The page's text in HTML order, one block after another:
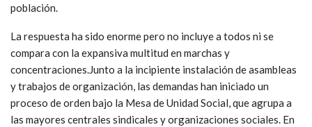
población.
La respuesta ha sido enorme pero no incluye a todos ni se
compara con la expansiva multitud en marchas y
concentraciones.Junto a la incipiente instalación de asambleas
y trabajos de organización, las demandas han iniciado un
proceso de orden bajo la Mesa de Unidad Social, que agrupa a
las mayores centrales sindicales y organizaciones sociales. En